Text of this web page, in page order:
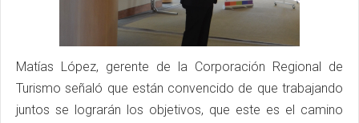
Matías López, gerente de la Corporación Regional de
Turismo señaló que están convencido de que trabajando
juntos se lograrán los objetivos, que este es el camino